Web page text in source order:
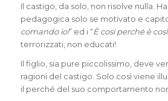
Il castigo, da solo, non risolve nulla.
pedagogica solo se motivato e
comando io!” ed i “È così perché è
terrorizzati, non educati!
Il figlio, sia pure piccolissimo, deve
ragioni del castigo. Solo così viene
il perché del suo comportamento